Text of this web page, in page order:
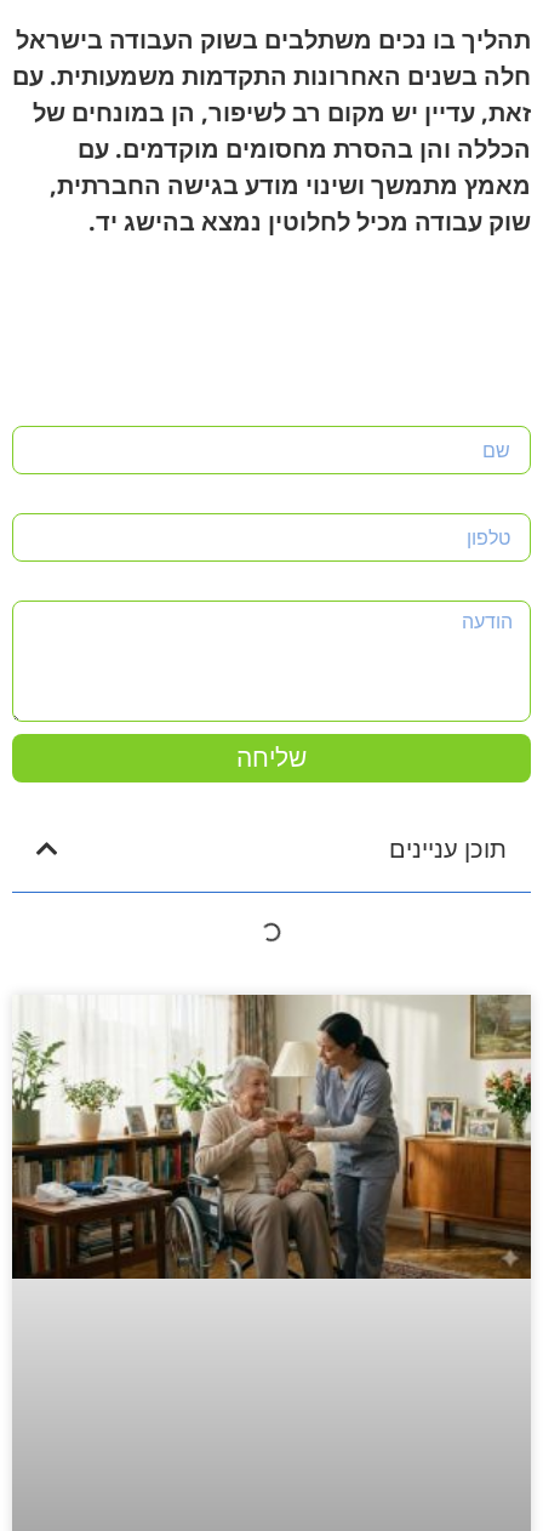
תהליך בו נכים משתלבים בשוק העבודה בישראל
חלה בשנים האחרונות התקדמות משמעותית. עם
זאת, עדיין יש מקום רב לשיפור, הן במונחים של
הכללה והן בהסרת מחסומים מוקדמים. עם
מאמץ מתמשך ושינוי מודע בגישה החברתית,
שוק עבודה מכיל לחלוטין נמצא בהישג יד.
שליחה
תוכן עניינים